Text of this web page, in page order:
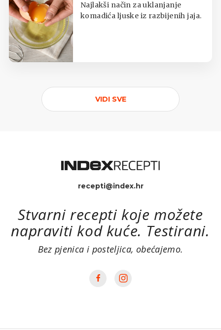
Najlakši način za uklanjanje
komadića ljuske iz razbijenih jaja.
VIDI SVE
recepti@index.hr
Stvarni recepti koje možete
napraviti kod kuće. Testirani.
Bez pjenica i posteljica, obećajemo.